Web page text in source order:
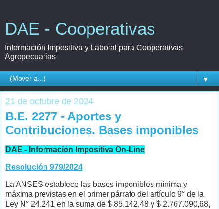
DAE - Cooperativas
Información Impositiva y Laboral para Cooperativas
Agropecuarias
▼
21 de octubre de 2024
B.E. 2277 - Aportes y
Contribuciones. Bases imponibles
DAE - Información Impositiva On-Line
Resolución 979/2024
La ANSES establece las bases imponibles mínima y
máxima previstas en el primer párrafo del artículo 9° de la
Ley N° 24.241 en la suma de $ 85.142,48 y $ 2.767.090,68,